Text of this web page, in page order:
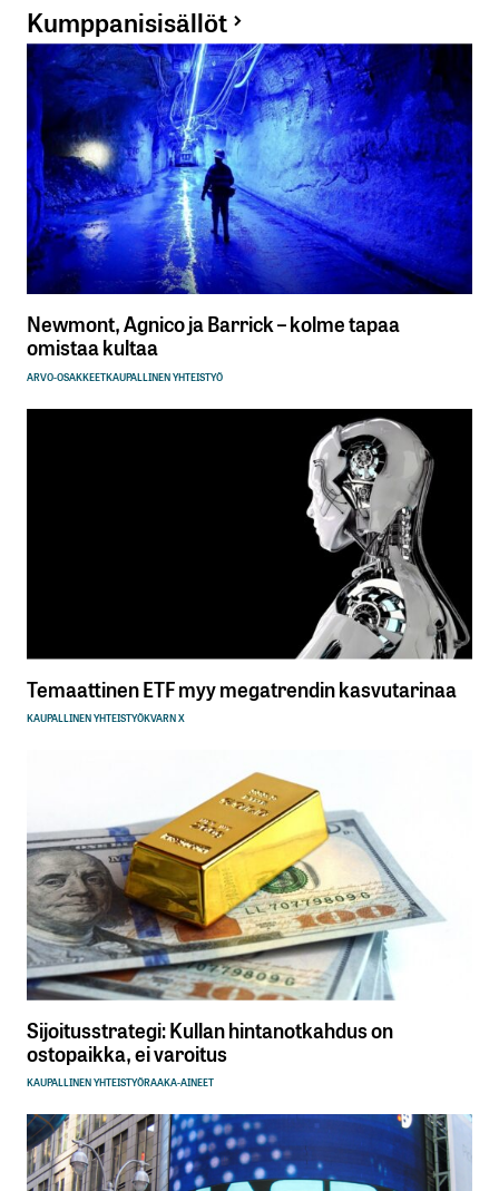
Kumppanisisällöt
Newmont, Agnico ja Barrick – kolme tapaa
omistaa kultaa
ARVO-OSAKKEETKAUPALLINEN YHTEISTYÖ
Temaattinen ETF myy megatrendin kasvutarinaa
KAUPALLINEN YHTEISTYÖKVARN X
Sijoitusstrategi: Kullan hintanotkahdus on
ostopaikka, ei varoitus
KAUPALLINEN YHTEISTYÖRAAKA-AINEET